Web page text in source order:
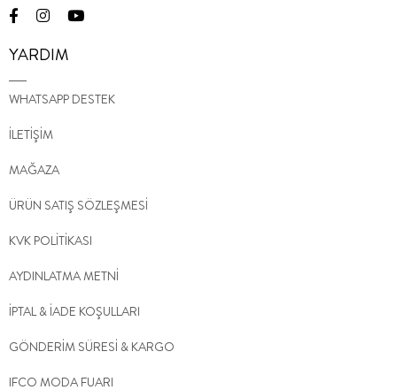
YARDIM
WHATSAPP DESTEK
İLETİŞİM
MAĞAZA
ÜRÜN SATIŞ SÖZLEŞMESİ
KVK POLİTİKASI
AYDINLATMA METNİ
İPTAL & İADE KOŞULLARI
GÖNDERİM SÜRESİ & KARGO
IFCO MODA FUARI